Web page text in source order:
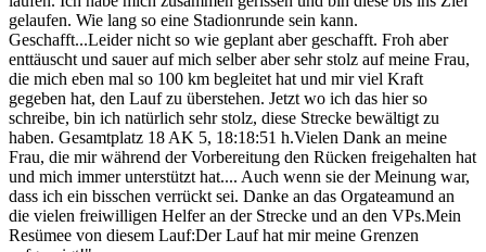
gelaufen. Wie lang so eine Stadionrunde sein kann.
Geschafft...Leider nicht so wie geplant aber geschafft. Froh aber
enttäuscht und sauer auf mich selber aber sehr stolz auf meine Frau,
die mich eben mal so 100 km begleitet hat und mir viel Kraft
gegeben hat, den Lauf zu überstehen. Jetzt wo ich das hier so
schreibe, bin ich natürlich sehr stolz, diese Strecke bewältigt zu
haben. Gesamtplatz 18 AK 5, 18:18:51 h.Vielen Dank an meine
Frau, die mir während der Vorbereitung den Rücken freigehalten hat
und mich immer unterstützt hat.... Auch wenn sie der Meinung war,
dass ich ein bisschen verrückt sei. Danke an das Orgateamund an
die vielen freiwilligen Helfer an der Strecke und an den VPs.Mein
Resümee von diesem Lauf:Der Lauf hat mir meine Grenzen